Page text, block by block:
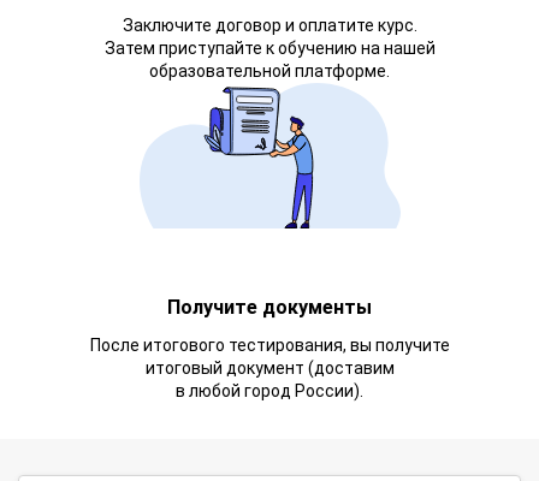
Заключите договор и оплатите курс.
Затем приступайте к обучению на нашей
образовательной платформе.
Получите документы
После итогового тестирования, вы получите
итоговый документ (доставим
в любой город России).